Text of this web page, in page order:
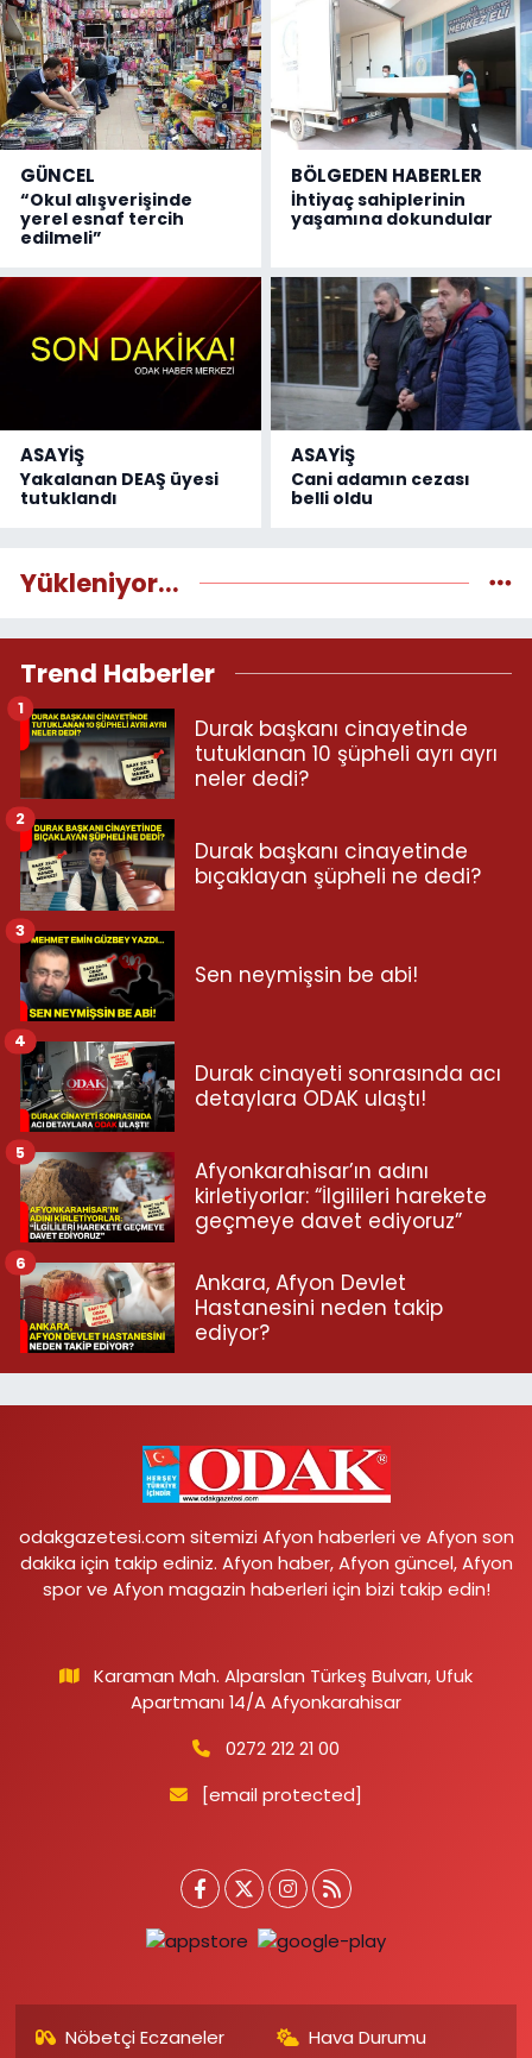
GÜNCEL
“Okul alışverişinde
yerel esnaf tercih
edilmeli”
BÖLGEDEN HABERLER
İhtiyaç sahiplerinin
yaşamına dokundular
ASAYİŞ
Yakalanan DEAŞ üyesi
tutuklandı
ASAYİŞ
Cani adamın cezası
belli oldu
Yükleniyor...
Trend Haberler
Durak başkanı cinayetinde
tutuklanan 10 şüpheli ayrı ayrı
neler dedi?
1
Durak başkanı cinayetinde
bıçaklayan şüpheli ne dedi?
2
Sen neymişsin be abi!
3
Durak cinayeti sonrasında acı
detaylara ODAK ulaştı!
4
Afyonkarahisar’ın adını
kirletiyorlar: “İlgilileri harekete
geçmeye davet ediyoruz”
5
Ankara, Afyon Devlet
Hastanesini neden takip
ediyor?
6
odakgazetesi.com sitemizi Afyon haberleri ve Afyon son
dakika için takip ediniz. Afyon haber, Afyon güncel, Afyon
spor ve Afyon magazin haberleri için bizi takip edin!
Karaman Mah. Alparslan Türkeş Bulvarı, Ufuk
Apartmanı 14/A Afyonkarahisar
0272 212 21 00
[email protected]
Nöbetçi Eczaneler Hava Durumu